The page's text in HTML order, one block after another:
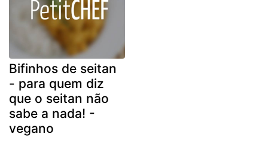
Bifinhos de seitan
- para quem diz
que o seitan não
sabe a nada! -
vegano